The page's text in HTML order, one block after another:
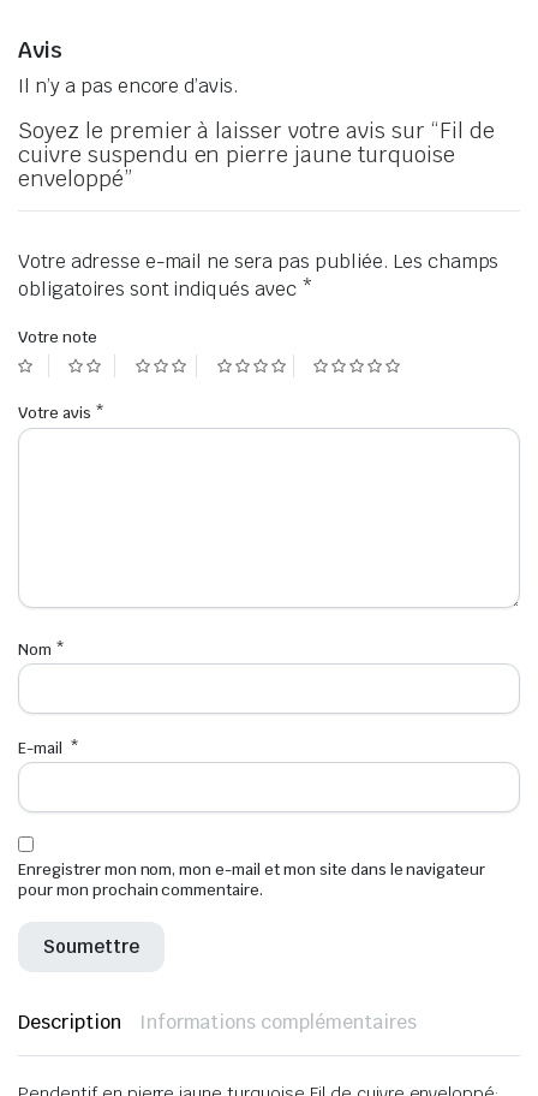
Avis
Il n’y a pas encore d’avis.
Soyez le premier à laisser votre avis sur “Fil de
cuivre suspendu en pierre jaune turquoise
enveloppé”
Votre adresse e-mail ne sera pas publiée. Les champs
obligatoires sont indiqués avec *
Votre note
Votre avis *
Nom *
E-mail *
Enregistrer mon nom, mon e-mail et mon site dans le navigateur
pour mon prochain commentaire.
Description Informations complémentaires